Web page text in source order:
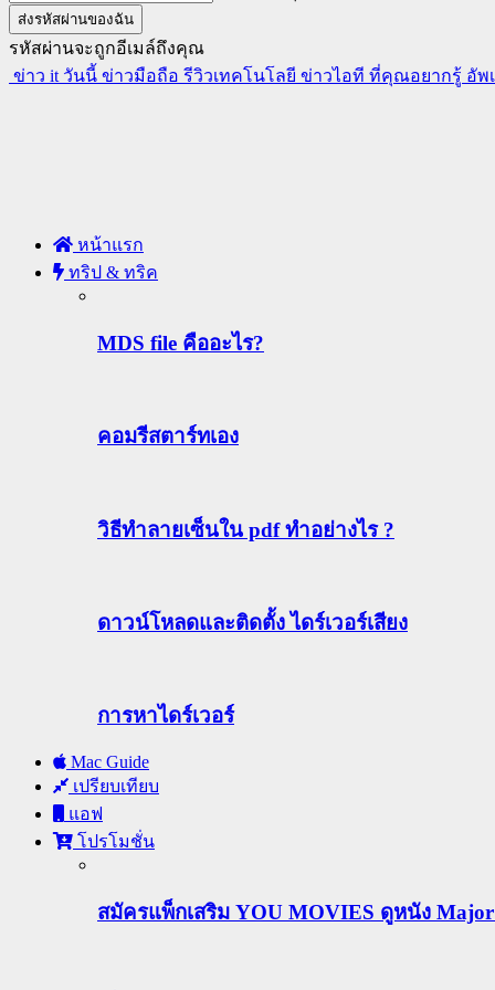
รหัสผ่านจะถูกอีเมล์ถึงคุณ
ข่าว it วันนี้ ข่าวมือถือ รีวิวเทคโนโลยี ข่าวไอที ที่คุณอยากรู้ อัพ
หน้าแรก
ทริป & ทริค
MDS file คืออะไร?
คอมรีสตาร์ทเอง
วิธีทําลายเซ็นใน pdf ทำอย่างไร ?
ดาวน์โหลดและติดตั้ง ไดร์เวอร์เสียง
การหาไดร์เวอร์
Mac Guide
เปรียบเทียบ
แอฟ
โปรโมชั่น
สมัครแพ็กเสริม YOU MOVIES ดูหนัง